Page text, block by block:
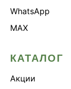
WhatsApp
MAX
КАТАЛОГ
Акции